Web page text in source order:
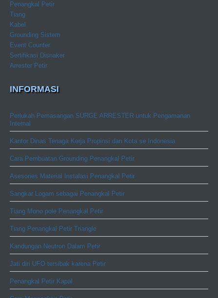
Penangkal Petir
Tiang
Kabel
Grounding Sistem
Event Counter
Sertifikasi Disnaker
Arrester Petir
INFORMASI
Perlukah Pemasangan SURGE ARRESTER untuk Pengamanan
Internal
Kantor Dinas Tenaga Kerja Propinsi dan Kota se Indonesia
Cara Pembuatan Grounding Penangkal Petir
Asesories Material Instalasi Penangkal Petir
Sangkar Logam sebagai Penangkal Petir
Tiang Mono pole Penangkal Petir
Tiang Penangkal Petir Triangle
Kandungan Neutron Dalam Petir
Jati diri UFO tersibak karena Petir
Penangkal Petir Kapal